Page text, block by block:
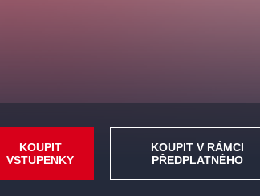
KOUPIT
VSTUPENKY
KOUPIT V RÁMCI
PŘEDPLATNÉHO